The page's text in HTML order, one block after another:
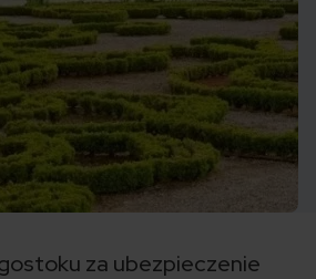
za ubezpieczenie